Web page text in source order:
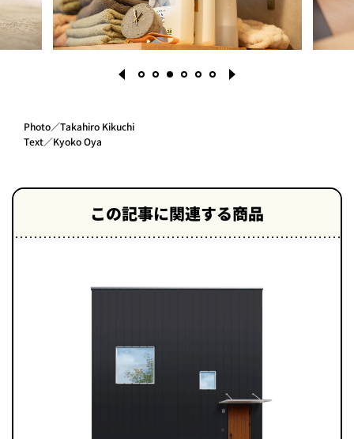
Photo／Takahiro Kikuchi
Text／Kyoko Oya
この記事に関連する商品